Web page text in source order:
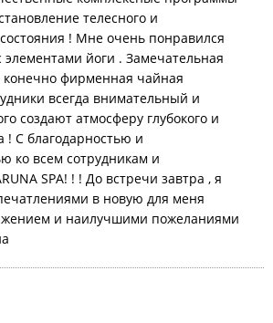
телесного и
! Мне очень понравился
элементами йоги . Замечательная
конечно фирменная чайная
всегда внимательный и
создают атмосферу глубокого и
! С благодарностью и
ко всем сотрудникам и
SPA! ! ! До встречи завтра , я
в новую для меня
и наилучшими пожеланиями